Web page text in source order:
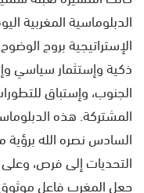
الدبلوماسية المغربية
الإستراتيجية بروح
ذكية وإستثمار سياسي
الجنوب، وإستباق
المشتركة. هذه
السادس نصره الله برؤية
التحديات إلى فرص، وعلى
جعل المغرب فاعل موثوق